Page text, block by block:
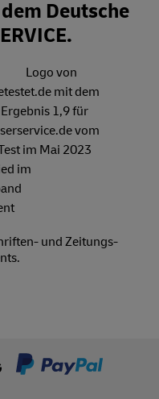
Deutsche
und Zeitungs-